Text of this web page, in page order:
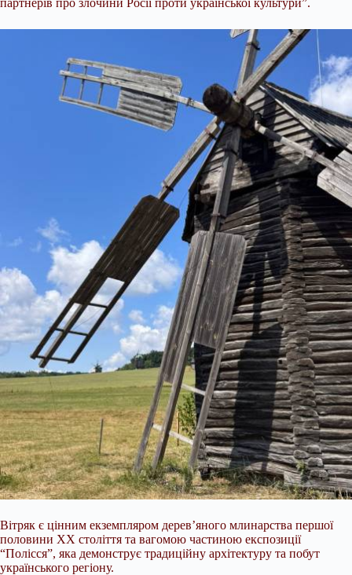
партнерів про злочини Росії проти української культури”.
Вітряк є цінним екземпляром дерев’яного млинарства першої
половини ХХ століття та вагомою частиною експозиції
“Полісся”, яка демонструє традиційну архітектуру та побут
українського регіону.